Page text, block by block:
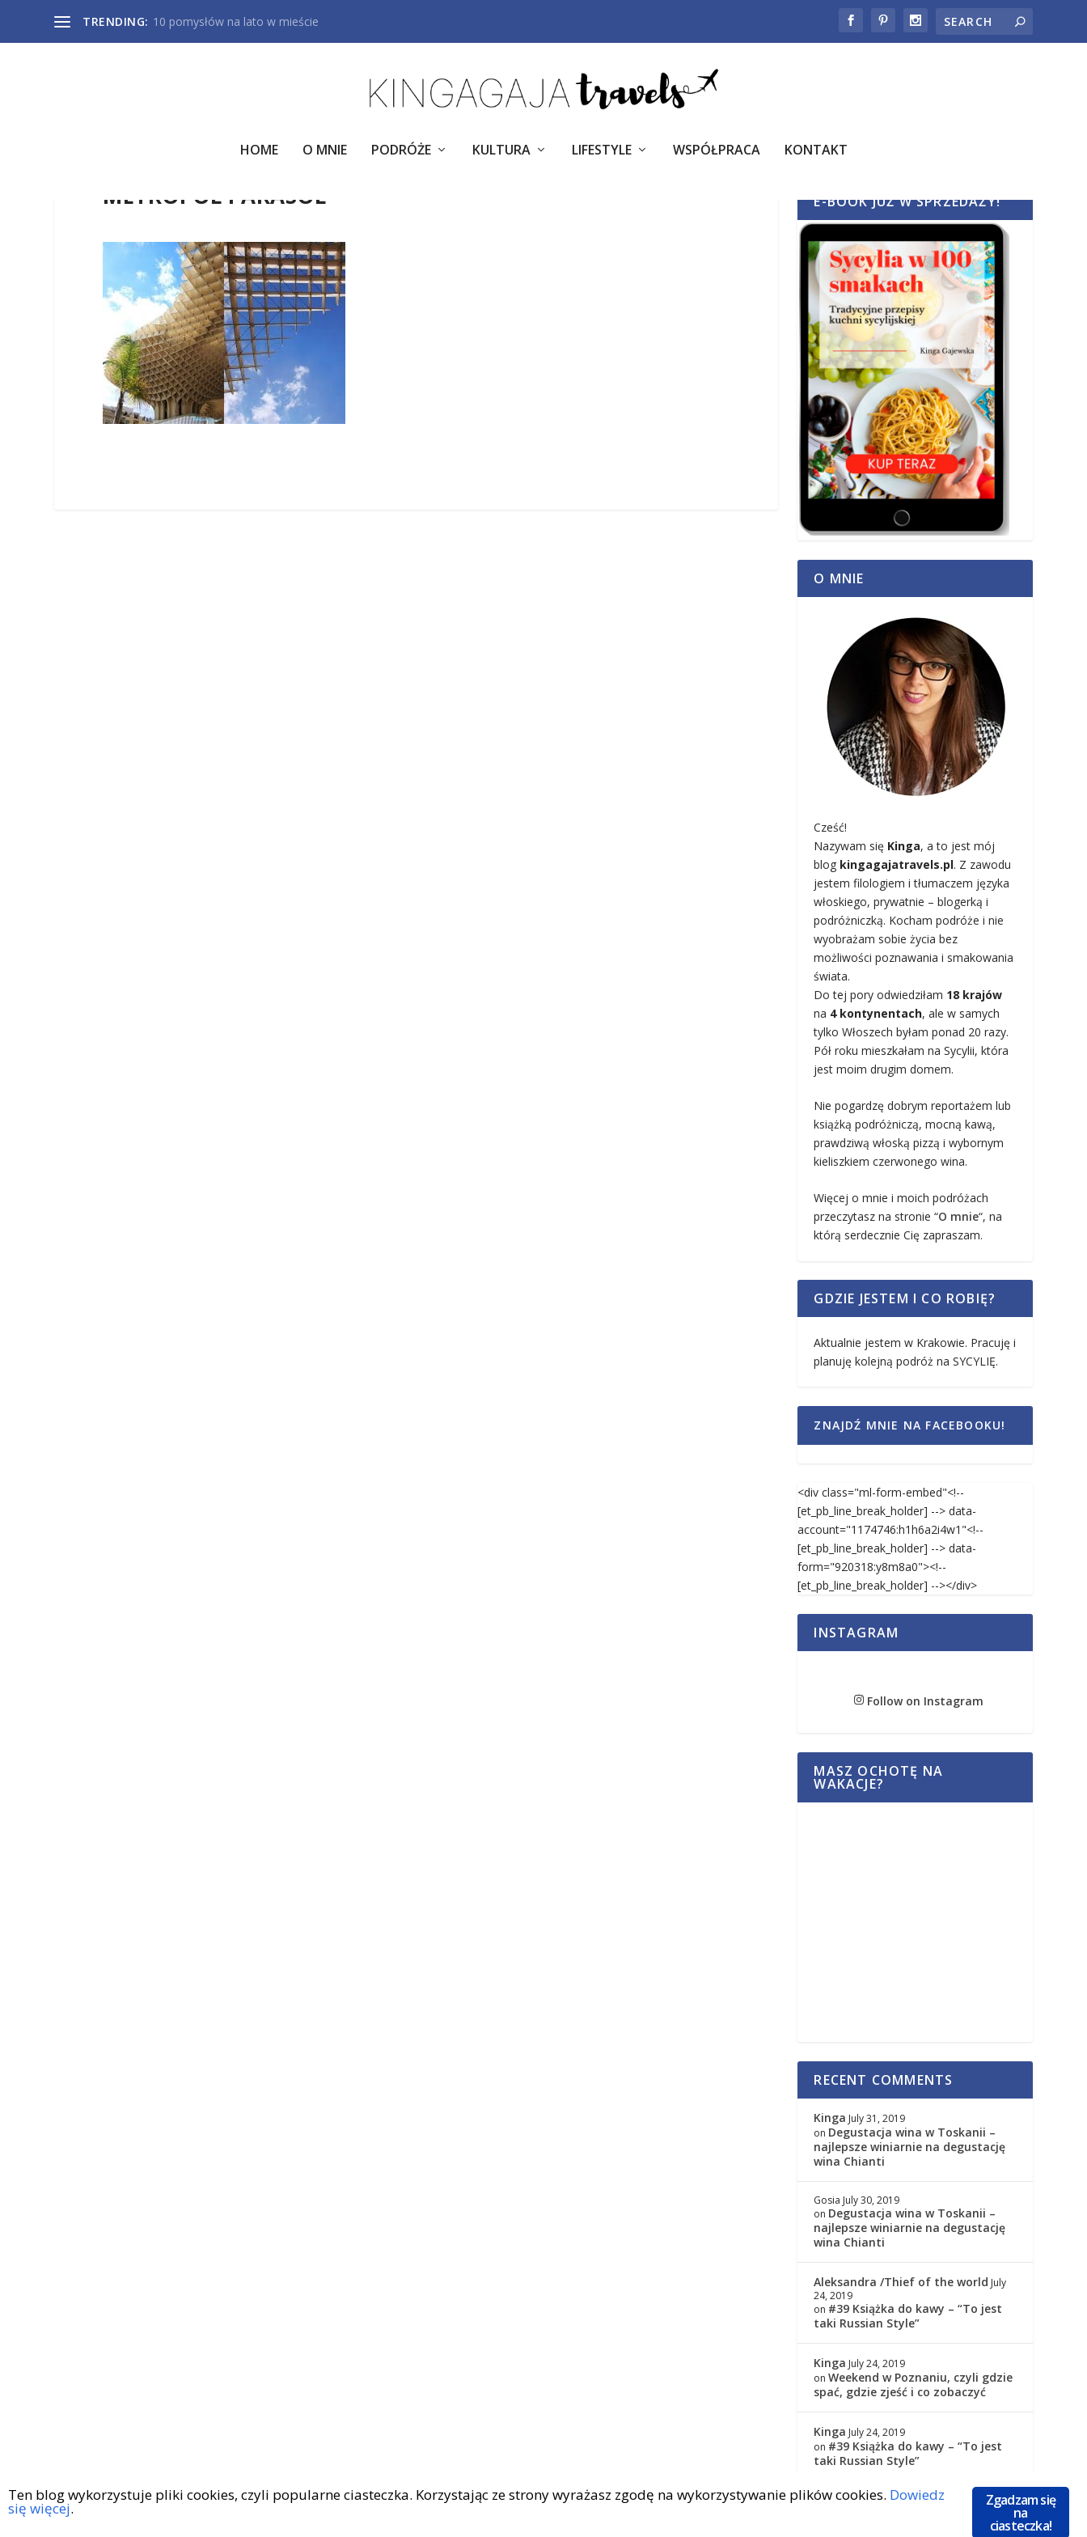
TRENDING: 10 pomysłów na lato w mieście
HOME O MNIE PODRÓŻE KULTURA LIFESTYLE WSPÓŁPRACA KONTAKT
METROPOL PARASOL E-BOOK JUŻ W SPRZEDAŻY!
O MNIE
Cześć!
Nazywam się Kinga, a to jest mój
blog kingagajatravels.pl. Z zawodu
jestem filologiem i tłumaczem języka
włoskiego, prywatnie – blogerką i
podróżniczką. Kocham podróże i nie
wyobrażam sobie życia bez
możliwości poznawania i smakowania
świata.
Do tej pory odwiedziłam 18 krajów
na 4 kontynentach, ale w samych
tylko Włoszech byłam ponad 20 razy.
Pół roku mieszkałam na Sycylii, która
jest moim drugim domem.
Nie pogardzę dobrym reportażem lub
książką podróżniczą, mocną kawą,
prawdziwą włoską pizzą i wybornym
kieliszkiem czerwonego wina.
Więcej o mnie i moich podróżach
przeczytasz na stronie “O mnie“, na
którą serdecznie Cię zapraszam.
GDZIE JESTEM I CO ROBIĘ?
Aktualnie jestem w Krakowie. Pracuję i
planuję kolejną podróż na SYCYLIĘ.
ZNAJDŹ MNIE NA FACEBOOKU!
<div class="ml-form-embed"<!--
[et_pb_line_break_holder] --> data-
account="1174746:h1h6a2i4w1"<!--
[et_pb_line_break_holder] --> data-
form="920318:y8m8a0"><!--
[et_pb_line_break_holder] --></div>
INSTAGRAM
Follow on Instagram
MASZ OCHOTĘ NA
WAKACJE?
RECENT COMMENTS
Kinga July 31, 2019
on Degustacja wina w Toskanii –
najlepsze winiarnie na degustację
wina Chianti
Gosia July 30, 2019
on Degustacja wina w Toskanii –
najlepsze winiarnie na degustację
wina Chianti
Aleksandra /Thief of the world July
24, 2019
on #39 Książka do kawy – “To jest
taki Russian Style”
Kinga July 24, 2019
onWeekend w Poznaniu, czyli gdzie
spać, gdzie zjeść i co zobaczyć
Kinga July 24, 2019
on #39 Książka do kawy – “To jest
taki Russian Style”
Zgadzam się
na
ciasteczka!
Ten blog wykorzystuje pliki cookies, czyli popularne ciasteczka. Korzystając ze strony wyrażasz zgodę na wykorzystywanie plików cookies. Dowiedz
się więcej.